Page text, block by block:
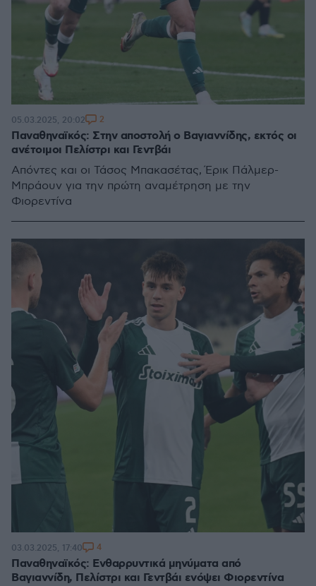
Παναθηναϊκός: Στην αποστολή ο Βαγιαννίδης, εκτός οι
ανέτοιμοι Πελίστρι και Γεντβάι
Απόντες και οι Τάσος Μπακασέτας, Έρικ Πάλμερ-
Μπράουν για την πρώτη αναμέτρηση με την
Φιορεντίνα
05.03.2025, 20:02 2
Παναθηναϊκός: Ενθαρρυντικά μηνύματα από
Βαγιαννίδη, Πελίστρι και Γεντβάι ενόψει Φιορεντίνα
03.03.2025, 17:40 4